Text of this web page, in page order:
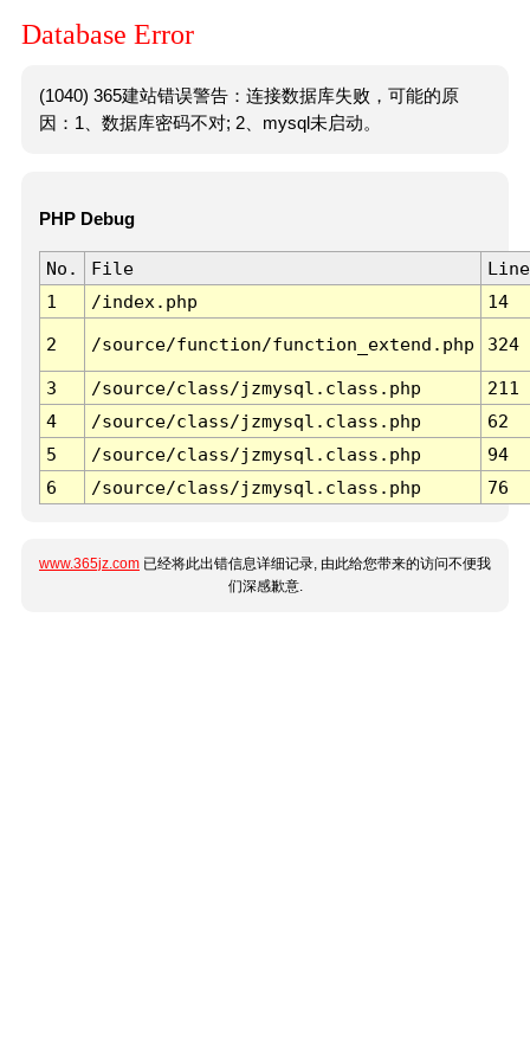
Database Error
(1040) 365建站错误警告：连接数据库失败，可能的原
因：1、数据库密码不对; 2、mysql未启动。
PHP Debug
No. File
Line
1
/index.php 14
2 /source/function/function_extend.php 324
3 /source/class/jzmysql.class.php
211
4
/source/class/jzmysql.class.php
62
5
/source/class/jzmysql.class.php
94
6
/source/class/jzmysql.class.php 76
www.365jz.com 已经将此出错信息详细记录, 由此给您带来的访问不便我
们深感歉意.